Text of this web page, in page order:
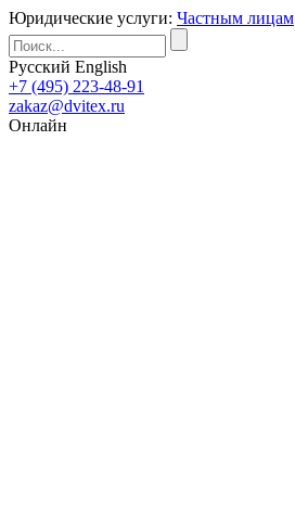
Юридические услуги: Частным лицам
Русский English
+7 (495) 223-48-91
zakaz@dvitex.ru
Онлайн